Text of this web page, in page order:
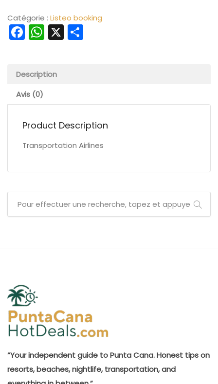
Catégorie : Listeo booking
Facebook
WhatsApp
X
Description
Avis (0)
Product Description
Transportation Airlines
“Your independent guide to Punta Cana. Honest tips on
resorts, beaches, nightlife, transportation, and